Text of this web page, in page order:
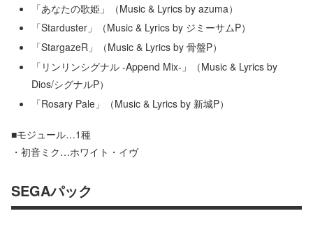
「あなたの歌姫」（Music & Lyrics by azuma）
「Starduster」（Music & Lyrics by ジミーサムP）
「StargazeR」（Music & Lyrics by 骨盤P）
「リンリンシグナル -Append Mix-」（Music & Lyrics by
Dios/シグナルP）
「Rosary Pale」（Music & Lyrics by 新城P）
■モジュール…1種
・初音ミク…ホワイト・イヴ
SEGAパック